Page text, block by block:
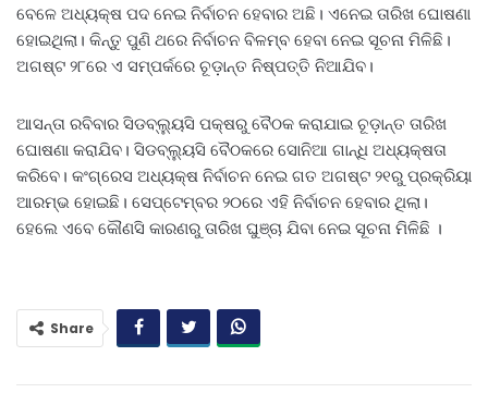
ବେଳେ ଅଧ୍ୟକ୍ଷ ପଦ ନେଇ ନିର୍ବାଚନ ହେବାର ଅଛି। ଏନେଇ ତାରିଖ ଘୋଷଣା
ହୋଇଥିଲା। କିନ୍ତୁ ପୁଣି ଥରେ ନିର୍ବାଚନ ବିଳମ୍ବ ହେବା ନେଇ ସୂଚନା ମିଳିଛି।
ଅଗଷ୍ଟ ୨୮ରେ ଏ ସମ୍ପର୍କରେ ଚୂଡ଼ାନ୍ତ ନିଷ୍ପତ୍ତି ନିଆଯିବ।
ଆସନ୍ତା ରବିବାର ସିଡବ୍ଲ୍ୟୁସି ପକ୍ଷରୁ ବୈଠକ କରାଯାଇ ଚୂଡ଼ାନ୍ତ ତାରିଖ
ଘୋଷଣା କରାଯିବ। ସିଡବ୍ଲ୍ୟୁସି ବୈଠକରେ ସୋନିଆ ଗାନ୍ଧି ଅଧ୍ୟକ୍ଷତା
କରିବେ। କଂଗ୍ରେସ ଅଧ୍ୟକ୍ଷ ନିର୍ବାଚନ ନେଇ ଗତ ଅଗଷ୍ଟ ୨୧ରୁ ପ୍ରକ୍ରିୟା
ଆରମ୍ଭ ହୋଇଛି। ସେପ୍ଟେମ୍ବର ୨୦ରେ ଏହି ନିର୍ବାଚନ ହେବାର ଥିଲା।
ହେଲେ ଏବେ କୌଣସି କାରଣରୁ ତାରିଖ ଘୁଞ୍ଚା ଯିବା ନେଇ ସୂଚନା ମିଳିଛି ।
Share